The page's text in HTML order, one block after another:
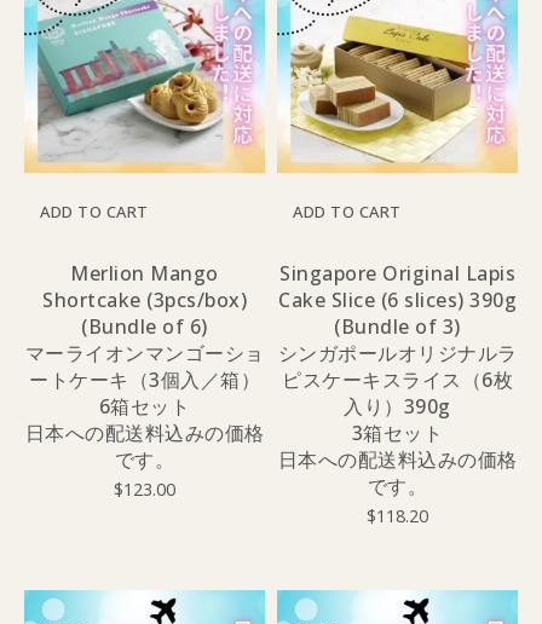
ADD TO CART
Merlion Mango
Shortcake (3pcs/box)
(Bundle of 6)
マーライオンマンゴーショ
ートケーキ（3個入／箱）
6箱セット
日本への配送料込みの価格
です。
$123.00
ADD TO CART
Singapore Original Lapis
Cake Slice (6 slices) 390g
(Bundle of 3)
シンガポールオリジナルラ
ピスケーキスライス（6枚
入り）390g
3箱セット
日本への配送料込みの価格
です。
$118.20